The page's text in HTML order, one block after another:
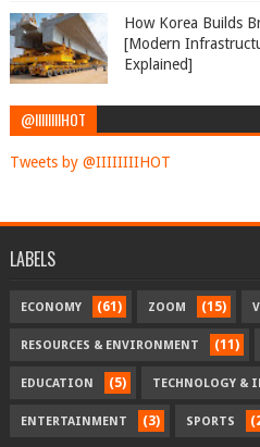
How Korea Builds
[Modern
Explained]
@IIIIIIIIHOT
Tweets by @IIIIIIIIHOT
LABELS
ECONOMY (61) ZOOM (15)
RESOURCES & ENVIRONMENT (11)
EDUCATION (5) TECHNOLOGY &
ENTERTAINMENT (3) SPORTS